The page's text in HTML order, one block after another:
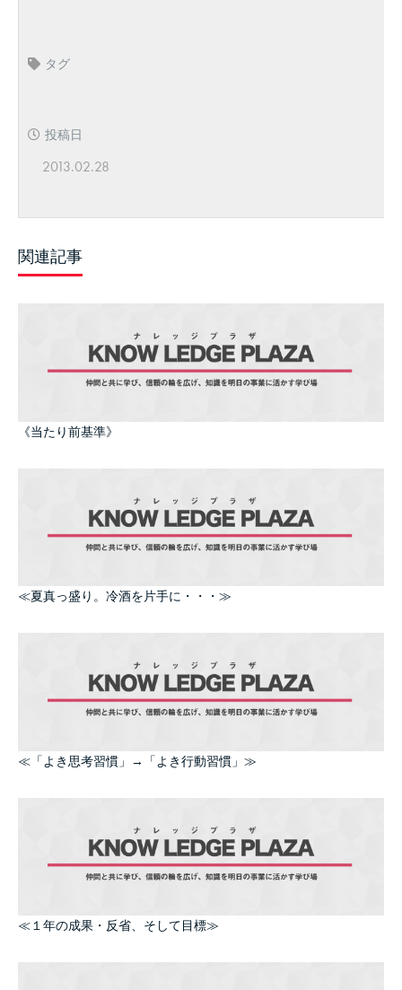
タグ
投稿日
2013.02.28
関連記事
《当たり前基準》
≪夏真っ盛り。冷酒を片手に・・・≫
≪「よき思考習慣」→「よき行動習慣」≫
≪１年の成果・反省、そして目標≫